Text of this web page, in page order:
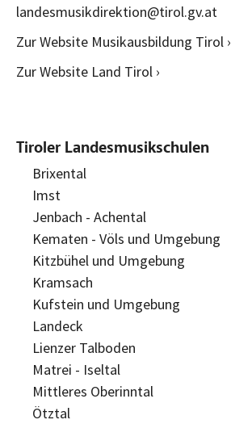
landesmusikdirektion@tirol.gv.at
Zur Website Musikausbildung Tirol ›
Zur Website Land Tirol ›
Tiroler Landesmusikschulen
Brixental
Imst
Jenbach - Achental
Kematen - Völs und Umgebung
Kitzbühel und Umgebung
Kramsach
Kufstein und Umgebung
Landeck
Lienzer Talboden
Matrei - Iseltal
Mittleres Oberinntal
Ötztal